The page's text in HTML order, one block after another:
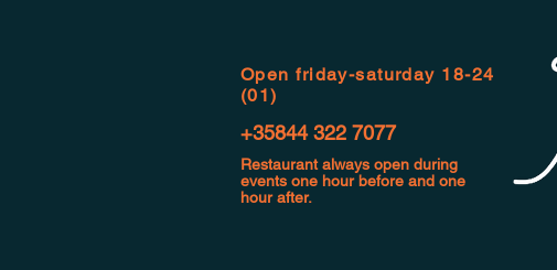
Open friday-saturday 18-24
(01)
+35844 322 7077
Restaurant always open during
events one hour before and one
hour after.